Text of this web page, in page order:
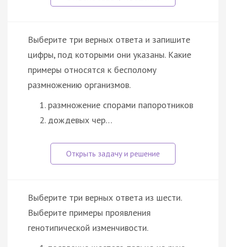
Выберите три верных ответа и запишите
цифры, под которыми они указаны. Какие
примеры относятся к бесполому
размножению организмов.
размножение спорами папоротников
дождевых чер…
Выберите три верных ответа из шести.
Выберите примеры проявления
генотипической изменчивости.